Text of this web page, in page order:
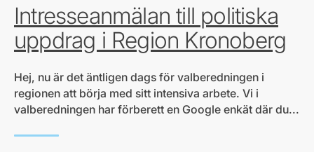
Intresseanmälan till politiska
uppdrag i Region Kronoberg
Hej, nu är det äntligen dags för valberedningen i
regionen att börja med sitt intensiva arbete. Vi i
valberedningen har förberett en Google enkät där du...